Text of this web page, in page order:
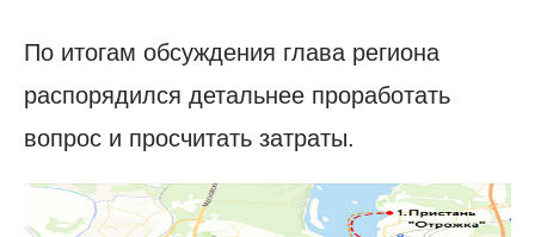
По итогам обсуждения глава региона
распорядился детальнее проработать
вопрос и просчитать затраты.